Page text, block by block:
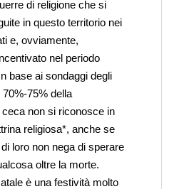
di religione che si
in questo territorio nei
e, ovviamente,
nel periodo
base ai sondaggi degli
70%-75% della
ceca non si riconosce in
religiosa*, anche se
loro non nega di sperare
oltre la morte.
è una festività molto